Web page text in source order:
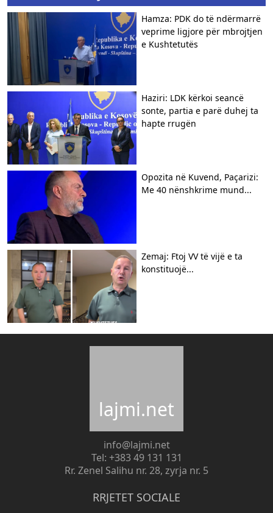
Hamza: PDK do të ndërmarrë
veprime ligjore për mbrojtjen
e Kushtetutës
Haziri: LDK kërkoi seancë
sonte, partia e parë duhej ta
hapte rrugën
Opozita në Kuvend, Paçarizi:
Me 40 nënshkrime mund...
Zemaj: Ftoj VV të vijë e ta
konstituojë...
lajmi.net
info@lajmi.net
Tel: +383 49 131 131
Rr. Zenel Salihu nr. 28, zyrja nr. 5
RRJETET SOCIALE